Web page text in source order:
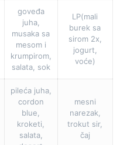
goveđa
juha,
musaka sa
mesom i
krumpirom,
salata, sok
LP(mali
burek sa
sirom 2x,
jogurt,
voće)
pileća juha,
cordon
blue,
kroketi,
salata,
mesni
narezak,
trokut sir,
čaj